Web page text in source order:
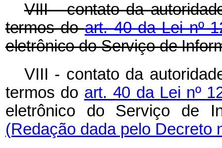
VIII - contato da
termos doart. 40 da Lei nº
eletrônico do Serviço de
VIII - contato da
termos do art. 40 da Lei nº
eletrônico do Serviço de
(Redação dada pelo Decreto